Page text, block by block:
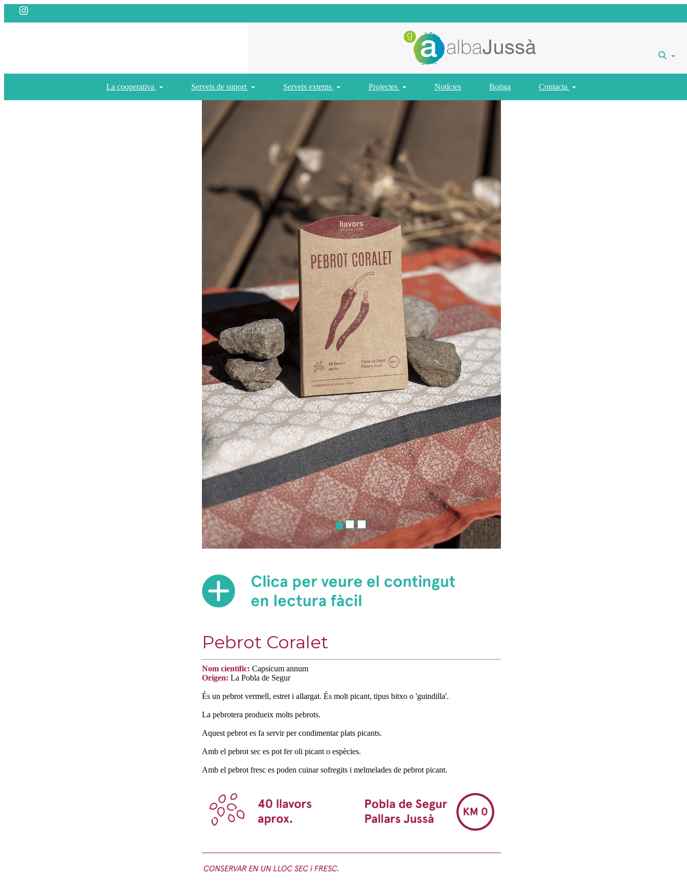
La cooperativa Serveis de suport Serveis externs Projectes Notícies Botiga Contacta
Pebrot Coralet
Nom científic: Capsicum annum
Origen: La Pobla de Segur
És un pebrot vermell, estret i allargat. És molt picant, tipus bitxo o 'guindilla'.
La pebrotera produeix molts pebrots.
Aquest pebrot es fa servir per condimentar plats picants.
Amb el pebrot sec es pot fer oli picant o espècies.
Amb el pebrot fresc es poden cuinar sofregits i melmelades de pebrot picant.